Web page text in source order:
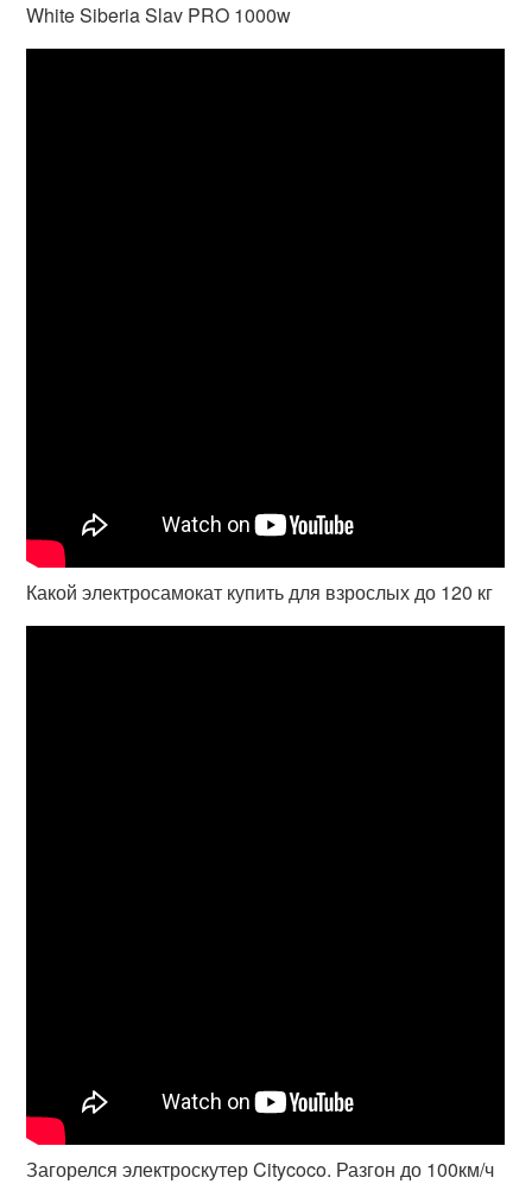
White Siberia Slav PRO 1000w
Какой электросамокат купить для взрослых до 120 кг
Загорелся электроскутер Citycoco. Разгон до 100км/ч